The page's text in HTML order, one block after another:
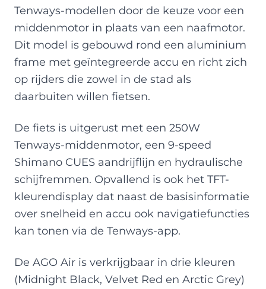
Tenways-modellen door de keuze voor een
middenmotor in plaats van een naafmotor.
Dit model is gebouwd rond een aluminium
frame met geïntegreerde accu en richt zich
op rijders die zowel in de stad als
daarbuiten willen fietsen.
De fiets is uitgerust met een 250W
Tenways-middenmotor, een 9-speed
Shimano CUES aandrijflijn en hydraulische
schijfremmen. Opvallend is ook het TFT-
kleurendisplay dat naast de basisinformatie
over snelheid en accu ook navigatiefuncties
kan tonen via de Tenways-app.
De AGO Air is verkrijgbaar in drie kleuren
(Midnight Black, Velvet Red en Arctic Grey)